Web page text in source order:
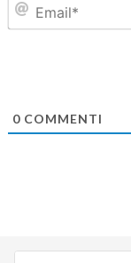
0COMMENTI